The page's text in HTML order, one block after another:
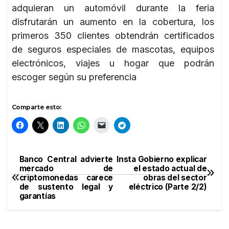
adquieran un automóvil durante la feria
disfrutarán un aumento en la cobertura, los
primeros 350 clientes obtendrán certificados
de seguros especiales de mascotas, equipos
electrónicos, viajes u hogar que podrán
escoger según su preferencia
Comparte esto:
Navegación
de
entradas
Insta Gobierno explicar
el estado actual de
obras del sector
eléctrico (Parte 2/2)
Banco Central advierte
mercado de
criptomonedas carece
de sustento legal y
garantías